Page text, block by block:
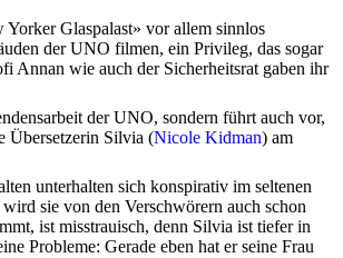
Glaspalast» vor allem sinnlos
der UNO filmen, ein Privileg, das sogar
Annan wie auch der Sicherheitsrat gaben ihr
der UNO, sondern führt auch vor,
Übersetzerin Silvia (Nicole Kidman) am
unterhalten sich konspirativ im seltenen
sie von den Verschwörern auch schon
ist misstrauisch, denn Silvia ist tiefer in
Probleme: Gerade eben hat er seine Frau